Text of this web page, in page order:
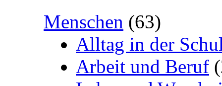
Menschen (63)
Alltag in der
Arbeit und Beruf